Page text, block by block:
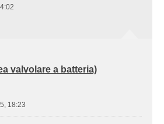
valvolare a batteria)
18:23